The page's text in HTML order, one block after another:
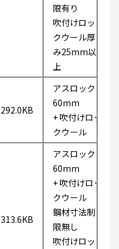
限有り
吹付けロッ
クウール厚
み25mm以
上
292.0KB
アスロック
60mm
+ 吹付けロッ
クウール
313.6KB
アスロック
60mm
+ 吹付けロッ
クウール
鋼材寸法制
限無し
吹付けロッ